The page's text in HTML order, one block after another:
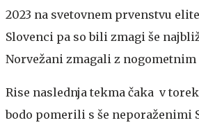
2023 na svetovnem prvenstvu
Slovenci pa so bili zmagi še
Norvežani zmagali z nogometnim
Rise naslednja tekma čaka v torek
bodo pomerili s še neporaženimi